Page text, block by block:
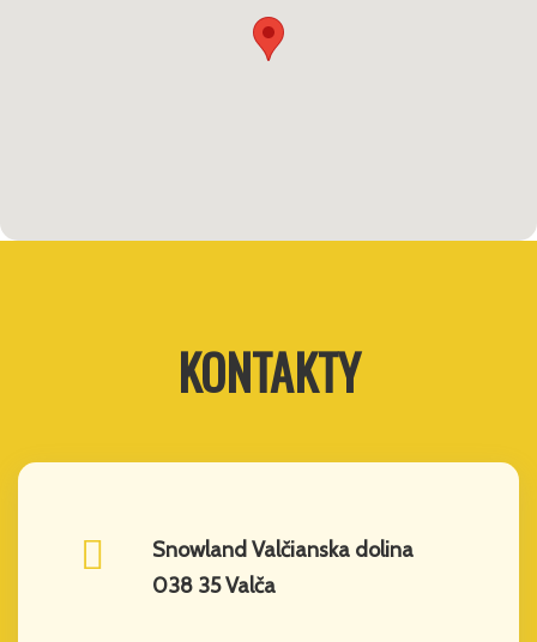
KONTAKTY
Snowland Valčianska dolina
038 35 Valča